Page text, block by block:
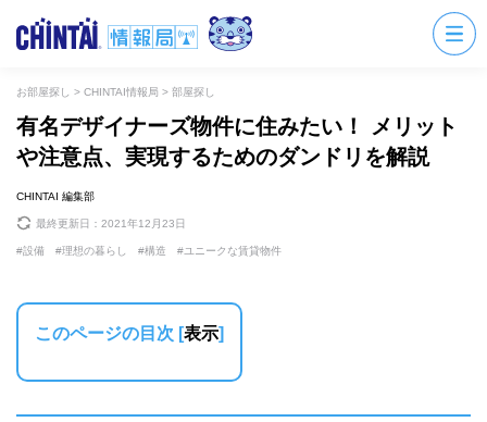
お部屋探し > CHINTAI情報局 > 部屋探し
有名デザイナーズ物件に住みたい！ メリット
や注意点、実現するためのダンドリを解説
CHINTAI 編集部
最終更新日： 2021年12月23日
設備 理想の暮らし 構造 ユニークな賃貸物件
このページの目次 [表示]